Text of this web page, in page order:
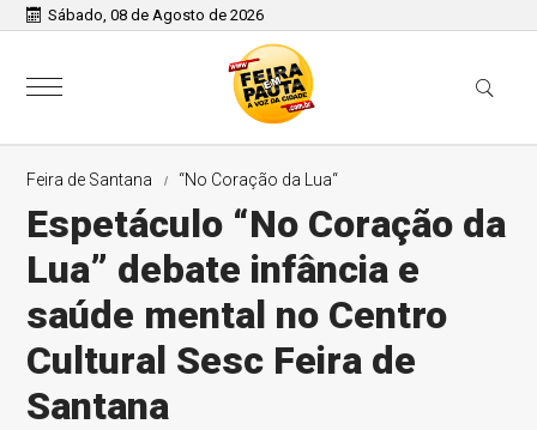
Sábado, 08 de Agosto de 2026
Feira de Santana “No Coração da Lua“
Espetáculo “No Coração da
Lua” debate infância e
saúde mental no Centro
Cultural Sesc Feira de
Santana